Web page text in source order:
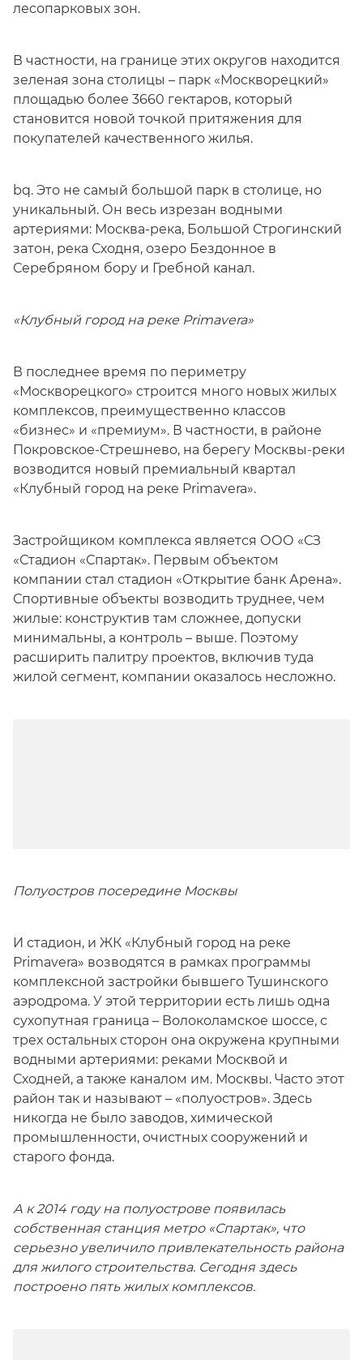
лесопарковых зон.
В частности, на границе этих округов находится
зеленая зона столицы – парк «Москворецкий»
площадью более 3660 гектаров, который
становится новой точкой притяжения для
покупателей качественного жилья.
bq. Это не самый большой парк в столице, но
уникальный. Он весь изрезан водными
артериями: Москва-река, Большой Строгинский
затон, река Сходня, озеро Бездонное в
Серебряном бору и Гребной канал.
«Клубный город на реке Primavera»
В последнее время по периметру
«Москворецкого» строится много новых жилых
комплексов, преимущественно классов
«бизнес» и «премиум». В частности, в районе
Покровское-Стрешнево, на берегу Москвы-реки
возводится новый премиальный квартал
«Клубный город на реке Primavera».
Застройщиком комплекса является ООО «СЗ
«Стадион «Спартак». Первым объектом
компании стал стадион «Открытие банк Арена».
Спортивные объекты возводить труднее, чем
жилые: конструктив там сложнее, допуски
минимальны, а контроль – выше. Поэтому
расширить палитру проектов, включив туда
жилой сегмент, компании оказалось несложно.
Полуостров посередине Москвы
И стадион, и ЖК «Клубный город на реке
Primavera» возводятся в рамках программы
комплексной застройки бывшего Тушинского
аэродрома. У этой территории есть лишь одна
сухопутная граница – Волоколамское шоссе, с
трех остальных сторон она окружена крупными
водными артериями: реками Москвой и
Сходней, а также каналом им. Москвы. Часто этот
район так и называют – «полуостров». Здесь
никогда не было заводов, химической
промышленности, очистных сооружений и
старого фонда.
А к 2014 году на полуострове появилась
собственная станция метро «Спартак», что
серьезно увеличило привлекательность района
для жилого строительства. Сегодня здесь
построено пять жилых комплексов.